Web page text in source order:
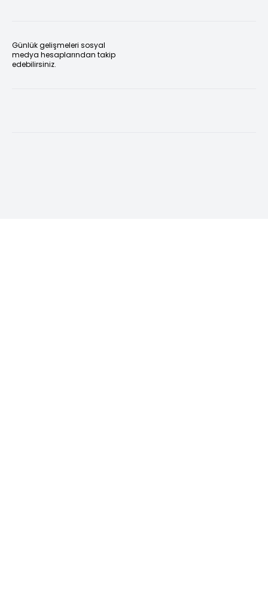
Günlük gelişmeleri sosyal
medya hesaplarından takip
edebilirsiniz.